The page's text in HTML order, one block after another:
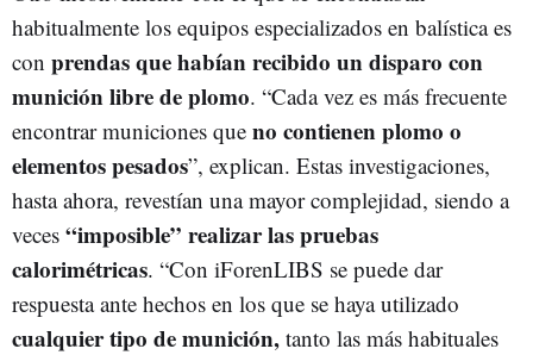
habitualmente los equipos especializados en balística es
con prendas que habían recibido un disparo con
munición libre de plomo. “Cada vez es más frecuente
encontrar municiones que no contienen plomo o
elementos pesados”, explican. Estas investigaciones,
hasta ahora, revestían una mayor complejidad, siendo a
veces “imposible” realizar las pruebas
calorimétricas. “Con iForenLIBS se puede dar
respuesta ante hechos en los que se haya utilizado
cualquier tipo de munición, tanto las más habituales